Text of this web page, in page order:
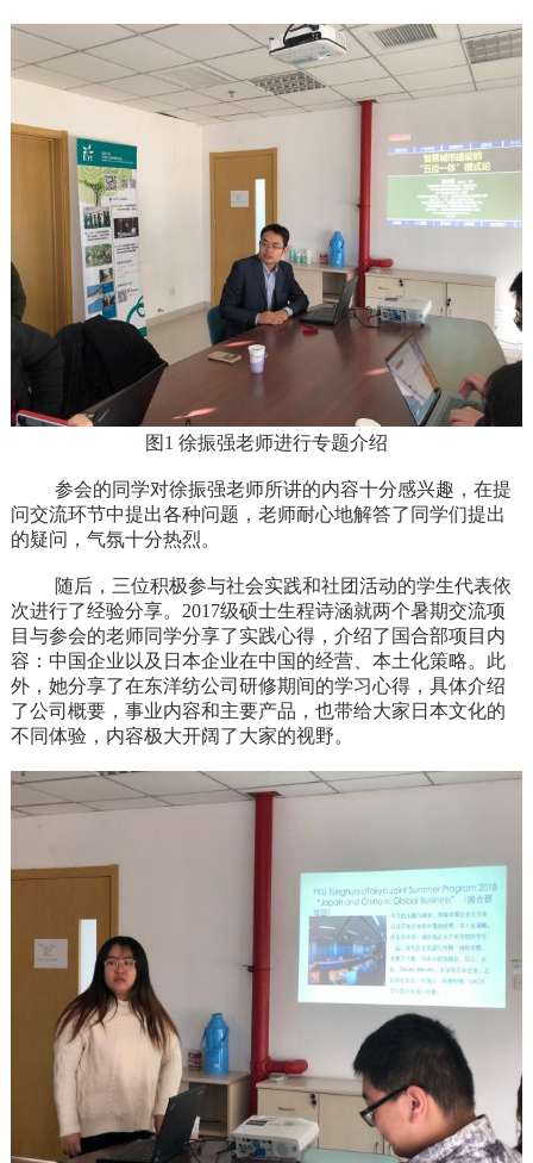
图1 徐振强老师进行专题介绍
参会的同学对徐振强老师所讲的内容十分感兴趣，在提
问交流环节中提出各种问题 ，老师耐心地解答了同学们提出
的疑问，气氛十分热烈。
随后，三位积极参与社会实践和社团活动的学生代表依
次进行了经验分享。2017级硕士生程诗涵就两个暑期交流项
目与参会的老师同学分享了实践心得，介绍了国合部项目内
容：中国企业以及日本企业在中国的经营、本土化策略。此
外，她分享了在东洋纺公司研修期间的学习心得，具体介绍
了公司概要，事业内容和主要产品，也带给大家日本文化的
不同体验，内容极大开阔了大家的视野。